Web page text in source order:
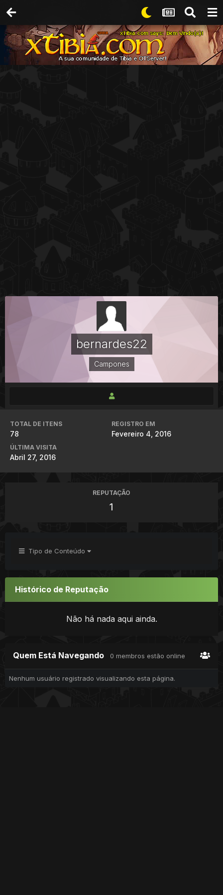
bernardes22
Campones
TOTAL DE ITENS
78
REGISTRO EM
Fevereiro 4, 2016
ÚLTIMA VISITA
Abril 27, 2016
REPUTAÇÃO
1
Tipo de Conteúdo
Histórico de Reputação
Não há nada aqui ainda.
Quem Está Navegando 0 membros estão online
Nenhum usuário registrado visualizando esta página.